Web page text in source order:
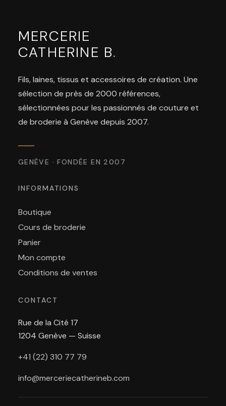
MERCERIE
CATHERINE B.
Fils, laines, tissus et accessoires de création. Une
sélection de près de 2000 références,
sélectionnées pour les passionnés de couture et
de broderie à Genève depuis 2007.
GENÈVE · FONDÉE EN 2007
INFORMATIONS
Boutique
Cours de broderie
Panier
Mon compte
Conditions de ventes
CONTACT
Rue de la Cité 17
1204 Genève — Suisse
+41 (22) 310 77 79
info@merceriecatherineb.com